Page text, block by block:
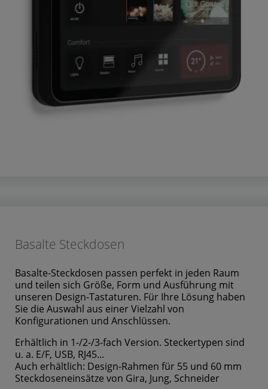
Basalte Steckdosen
Basalte-Steckdosen passen perfekt in jeden Raum
und teilen sich Größe, Form und Ausführung mit
unseren Design-Tastaturen. Für Ihre Lösung haben
Sie die Auswahl aus einer Vielzahl von
Konfigurationen und Anschlüssen.
Erhältlich in 1-/2-/3-fach Version. Steckertypen sind
u. a. E/F, USB, RJ45...
Auch erhältlich: Design-Rahmen für 55 und 60 mm
Steckdoseneinsätze von Gira, Jung, Schneider